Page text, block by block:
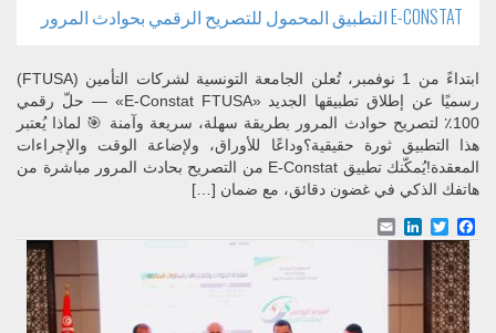
E-CONSTAT التطبيق المحمول للتصريح الرقمي بحوادث المرور
ابتداءً من 1 نوفمبر، تُعلن الجامعة التونسية لشركات التأمين (FTUSA)
رسميًا عن إطلاق تطبيقها الجديد «E-Constat FTUSA» — حلّ رقمي
100٪ لتصريح حوادث المرور بطريقة سهلة، سريعة وآمنة 🎯 لماذا يُعتبر
هذا التطبيق ثورة حقيقية؟وداعًا للأوراق، ولإضاعة الوقت والإجراءات
المعقدة!يُمكّنك تطبيق E-Constat من التصريح بحادث المرور مباشرة من
هاتفك الذكي في غضون دقائق، مع ضمان […]
Facebook
Twitter
LinkedIn